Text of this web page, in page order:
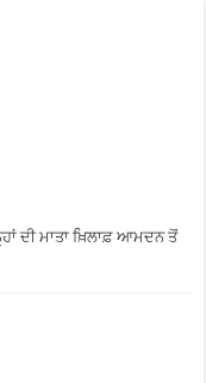
ਦੀ ਮਾਤਾ ਖ਼ਿਲਾਫ਼ ਆਮਦਨ ਤੋਂ